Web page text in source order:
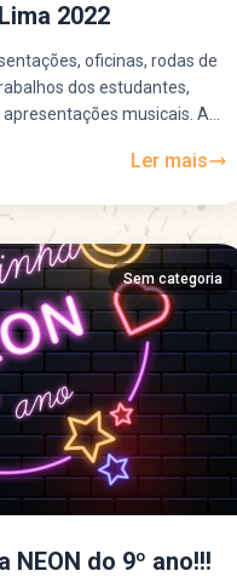
2022
oficinas, rodas de
dos estudantes,
musicais. A
Ler mais
Sem categoria
NEON do 9º ano!!!